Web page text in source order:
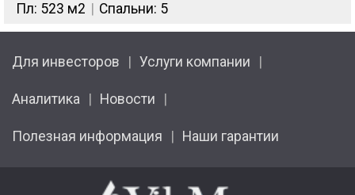
Пл: 523 м2 Спальни: 5
Для инвесторов Услуги компании
Аналитика Новости
Полезная информация Наши гарантии